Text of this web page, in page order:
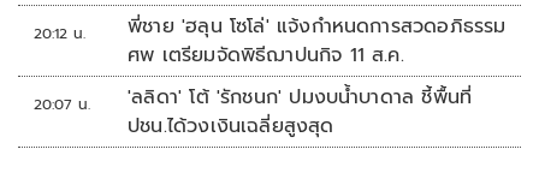
20:12 น.
พี่ชาย 'ฮลุน โซโล่' แจ้งกำหนดการสวดอภิธรรม
ศพ เตรียมจัดพิธีฌาปนกิจ 11 ส.ค.
20:07 น.
'ลลิดา' โต้ 'รักชนก' ปมงบน้ำบาดาล ชี้พื้นที่
ปชน.ได้วงเงินเฉลี่ยสูงสุด